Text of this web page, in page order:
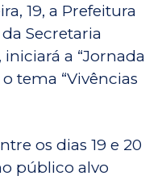
19, a Prefeitura
Secretaria
a “Jornada
tema “Vivências
os dias 19 e 20
público alvo